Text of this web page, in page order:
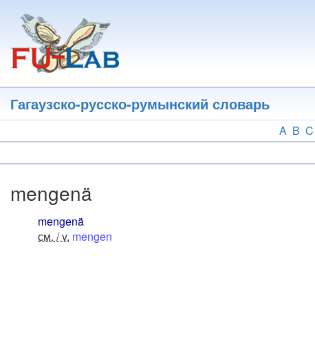
основному
содержанию
Гагаузско-русско-румынский словарь
A B C
mengenä
mengenä
см. / v. mengen